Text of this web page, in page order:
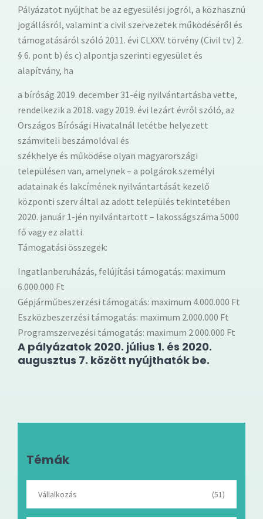
Pályázatot nyújthat be az egyesülési jogról, a közhasznú
jogállásról, valamint a civil szervezetek működéséről és
támogatásáról szóló 2011. évi CLXXV. törvény (Civil tv.) 2.
§ 6. pont b) és c) alpontja szerinti egyesület és
alapítvány, ha
a bíróság 2019. december 31-éig nyilvántartásba vette,
rendelkezik a 2018. vagy 2019. évi lezárt évről szóló, az
Országos Bírósági Hivatalnál letétbe helyezett
számviteli beszámolóval és
székhelye és működése olyan magyarországi
településen van, amelynek – a polgárok személyi
adatainak és lakcímének nyilvántartását kezelő
központi szerv által az adott település tekintetében
2020. január 1-jén nyilvántartott – lakosságszáma 5000
fő vagy ez alatti.
Támogatási összegek:
Ingatlanberuházás, felújítási támogatás: maximum
6.000.000 Ft
Gépjárműbeszerzési támogatás: maximum 4.000.000 Ft
Eszközbeszerzési támogatás: maximum 2.000.000 Ft
Programszervezési támogatás: maximum 2.000.000 Ft
A pályázatok 2020. július 1. és 2020.
augusztus 7. között nyújthatók be.
Témák
Vállalkozás (51)